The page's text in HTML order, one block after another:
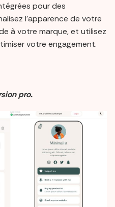
pour des
l'apparence de votre
à votre marque, et utilisez
votre engagement.
pro.